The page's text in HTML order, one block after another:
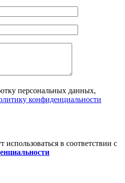
персональных данных,
конфиденциальности
в соответствии с